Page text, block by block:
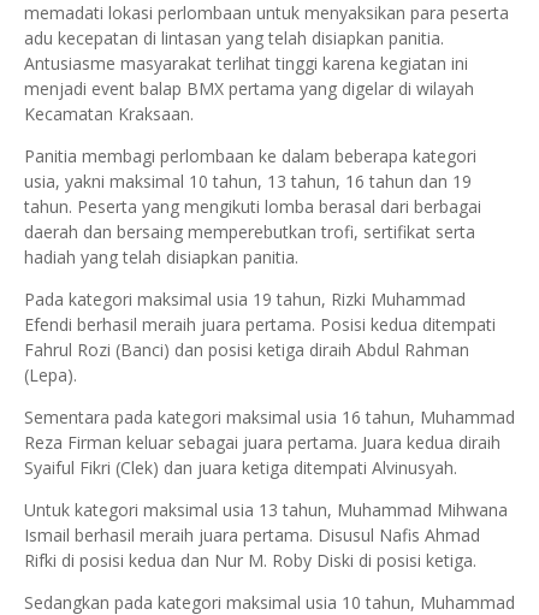
memadati lokasi perlombaan untuk menyaksikan para peserta
adu kecepatan di lintasan yang telah disiapkan panitia.
Antusiasme masyarakat terlihat tinggi karena kegiatan ini
menjadi event balap BMX pertama yang digelar di wilayah
Kecamatan Kraksaan.
Panitia membagi perlombaan ke dalam beberapa kategori
usia, yakni maksimal 10 tahun, 13 tahun, 16 tahun dan 19
tahun. Peserta yang mengikuti lomba berasal dari berbagai
daerah dan bersaing memperebutkan trofi, sertifikat serta
hadiah yang telah disiapkan panitia.
Pada kategori maksimal usia 19 tahun, Rizki Muhammad
Efendi berhasil meraih juara pertama. Posisi kedua ditempati
Fahrul Rozi (Banci) dan posisi ketiga diraih Abdul Rahman
(Lepa).
Sementara pada kategori maksimal usia 16 tahun, Muhammad
Reza Firman keluar sebagai juara pertama. Juara kedua diraih
Syaiful Fikri (Clek) dan juara ketiga ditempati Alvinusyah.
Untuk kategori maksimal usia 13 tahun, Muhammad Mihwana
Ismail berhasil meraih juara pertama. Disusul Nafis Ahmad
Rifki di posisi kedua dan Nur M. Roby Diski di posisi ketiga.
Sedangkan pada kategori maksimal usia 10 tahun, Muhammad